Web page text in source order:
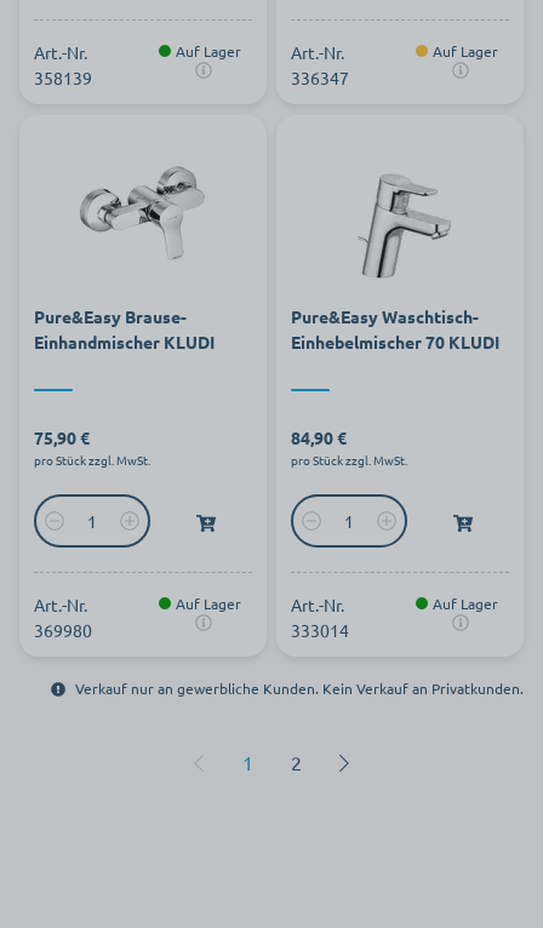
Art.-Nr.
358139
Auf Lager
Art.-Nr.
336347
Auf Lager
Pure&Easy Brause-
Einhandmischer KLUDI
75,90 €
pro Stück zzgl. MwSt.
Art.-Nr.
369980
Auf Lager
Pure&Easy Waschtisch-
Einhebelmischer 70 KLUDI
84,90 €
pro Stück zzgl. MwSt.
Art.-Nr.
333014
Auf Lager
Verkauf nur an gewerbliche Kunden. Kein Verkauf an Privatkunden.
1 2